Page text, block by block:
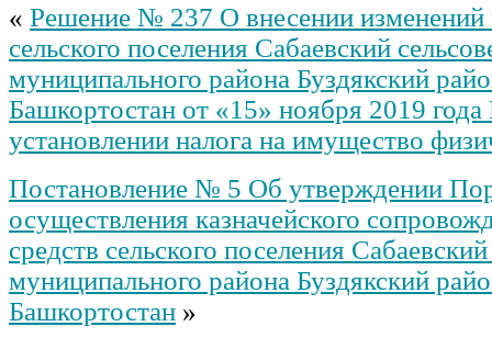
« Решение № 237 О внесении изменений
сельского поселения Сабаевский
муниципального района Буздякский
Башкортостан от «15» ноября 2019
установлении налога на имущество
Постановление № 5 Об утверждении
осуществления казначейского
средств сельского поселения Сабаевский
муниципального района Буздякский
Башкортостан »